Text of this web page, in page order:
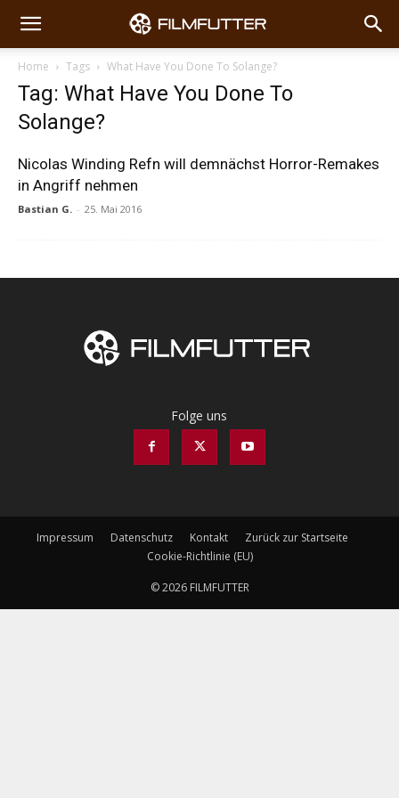
Home Tags What Have You Done To Solange?
Tag: What Have You Done To
Solange?
Nicolas Winding Refn will demnächst Horror-Remakes
in Angriff nehmen
Bastian G. - 25. Mai 2016
Folge uns
Impressum Datenschutz Kontakt
Zurück zur Startseite
Cookie-Richtlinie (EU)
© 2026 FILMFUTTER